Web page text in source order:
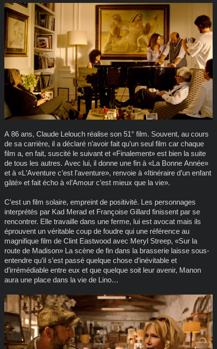
A 86 ans, Claude Lelouch réalise son 51° film. Souvent, au cours
de sa carrière, il a déclaré n’avoir fait qu’un seul film car chaque
film a, en fait, suscité le suivant et «Finalement» est bien la suite
de tous les autres. Avec lui, il donne une fin à «La Bonne Année»
et à «L’Aventure c’est l’aventure», renvoie à «Itinéraire d’un enfant
gâté» et fait écho à «l’Amour c’est mieux que la vie».
C’est un film solaire, empreint de positivité. Les personnages
interprétés par Kad Merad et Françoise Gillard finissent par se
rencontrer. Elle travaille dans une ferme, lui est avocat mais ils
éprouvent un véritable coup de foudre qui une référence au
magnifique film de Clint Eastwood avec Meryl Streep, «Sur la
route de Madison» La scène de fin dans la brasserie laisse sous-
entendre qu’il s’est passé quelque chose d’inévitable et
d’irrémédiable entre eux et que quelque soit leur avenir, Manon
aura une place dans la vie de Lino…